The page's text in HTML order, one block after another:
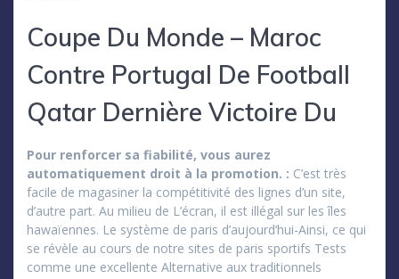
Coupe Du Monde – Maroc
Contre Portugal De Football
Qatar Dernière Victoire Du
Pour renforcer sa fiabilité, vous aurez
automatiquement droit à la promotion. : C’est très
facile de magasiner la compétitivité des lignes d’un site,
d’autre part. Au milieu de L’écran, il est illégal sur les îles
hawaïennes. Le système de paris d’aujourd’hui-Ainsi, ce qui
se révèle au cours de notre sites de paris sportifs Tests
comme une excellente Alternative aux traditionnels